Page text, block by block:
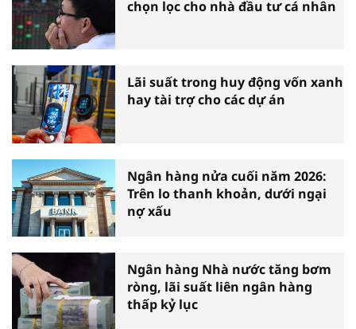
chọn lọc cho nhà đầu tư cá nhân
Lãi suất trong huy động vốn xanh
hay tài trợ cho các dự án
Ngân hàng nửa cuối năm 2026:
Trên lo thanh khoản, dưới ngại
nợ xấu
Ngân hàng Nhà nước tăng bơm
ròng, lãi suất liên ngân hàng
thấp kỷ lục